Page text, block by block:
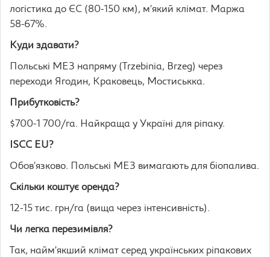
логістика до ЄС (80-150 км), м’який клімат. Маржа
58-67%.
Куди здавати?
Польські МЕЗ напряму (Trzebinia, Brzeg) через
переходи Ягодин, Краковець, Мостиськка.
Прибутковість?
$700-1 700/га. Найкраща у Україні для ріпаку.
ISCC EU?
Обов’язково. Польські МЕЗ вимагають для біопалива.
Скільки коштує оренда?
12-15 тис. грн/га (вища через інтенсивність).
Чи легка перезимівля?
Так, найм’якший клімат серед українських ріпакових